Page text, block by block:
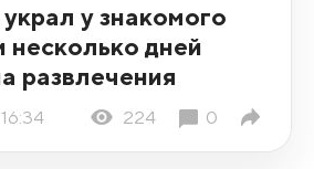
у знакомого
несколько дней
развлечения
224 0